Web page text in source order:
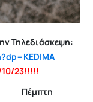
Τηλεδιάσκεψη:
10/23!!!!!
Πέμπτη